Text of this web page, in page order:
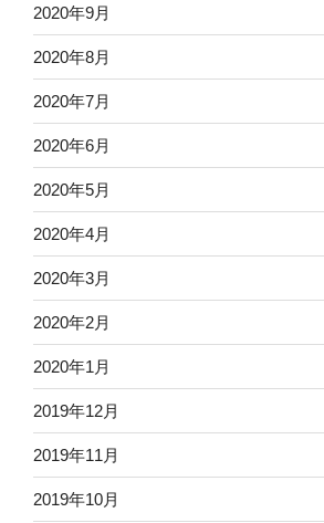
2020年9月
2020年8月
2020年7月
2020年6月
2020年5月
2020年4月
2020年3月
2020年2月
2020年1月
2019年12月
2019年11月
2019年10月